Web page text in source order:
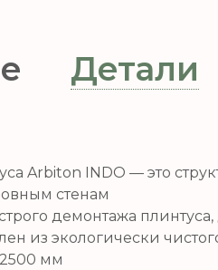
Детали
Arbiton INDO — это
стенам
демонтажа
из экологически
2500 мм